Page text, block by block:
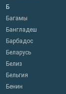
Б
Багамы
Бангладеш
Барбадос
Беларусь
Белиз
Бельгия
Бенин